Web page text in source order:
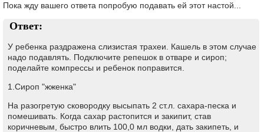
Пока жду вашего ответа попробую подавать ей этот настой...
Ответ:
У ребенка раздражена слизистая трахеи. Кашель в этом случае
надо подавлять. Подключите репешок в отваре и сироп;
поделайте компрессы и ребенок поправится.
1.Сироп "жженка"
На разогретую сковородку высыпать 2 ст.л. сахара-песка и
помешивать. Когда сахар растопится и закипит, став
коричневым, быстро влить 100,0 мл водки, дать закипеть, и